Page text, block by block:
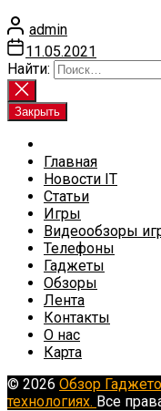
admin
11.05.2021
Найти:
Закрыть
Главная
Новости IT
Статьи
Игры
Видеообзоры
Телефоны
Гаджеты
Обзоры
Лента
Контакты
О нас
Карта
© 2026 Обзор
технологиях. Все